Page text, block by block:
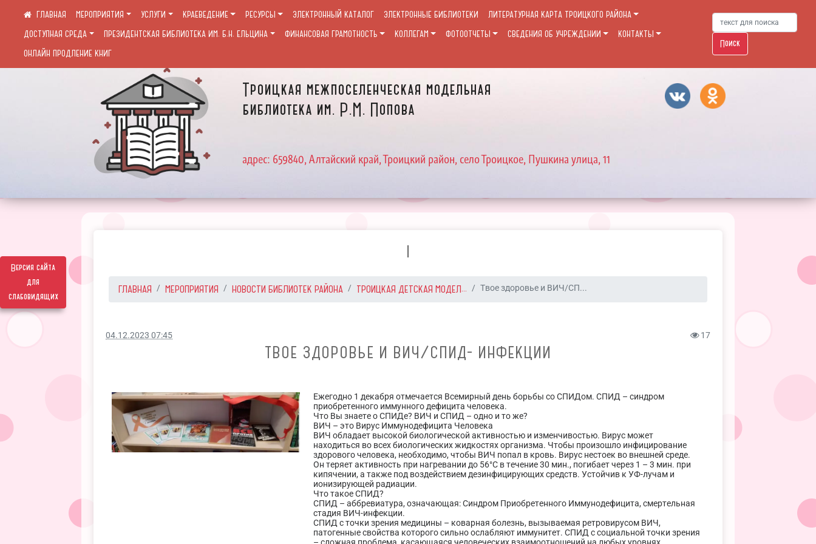
Версия сайта
для
слабовидящих
Троицкая межпоселенческая модельная
библиотека им. Р.М. Попова
адрес: 659840, Алтайский край, Троицкий район, село Троицкое, Пушкина улица, 11
МЕРОПРИЯТИЯ УСЛУГИ КРАЕВЕДЕНИЕ РЕСУРСЫ ЭЛЕКТРОННЫЙ КАТАЛОГ ЭЛЕКТРОННЫЕ БИБЛИОТЕКИ
ЛИТЕРАТУРНАЯ КАРТА ТРОИЦКОГО РАЙОНА
ДОСТУПНАЯ СРЕДА
ПРЕЗИДЕНТСКАЯ БИБЛИОТЕКА ИМ. Б.Н. ЕЛЬЦИНА ФИНАНСОВАЯ ГРАМОТНОСТЬ КОЛЛЕГАМ ФОТООТЧЕТЫ СВЕДЕНИЯ ОБ УЧРЕЖДЕНИИ
КОНТАКТЫ
ОНЛАЙН ПРОДЛЕНИЕ КНИГ
Поиск
I
ГЛАВНАЯ МЕРОПРИЯТИЯ НОВОСТИ БИБЛИОТЕК РАЙОНА ТРОИЦКАЯ ДЕТСКАЯ МОДЕЛ... Твое здоровье и ВИЧ/СП...
04.12.2023 07:45 17
ТВОЕ ЗДОРОВЬЕ И ВИЧ/СПИД- ИНФЕКЦИИ
Ежегодно 1 декабря отмечается Всемирный день борьбы со СПИДом. СПИД – синдром
приобретенного иммунного дефицита человека.
Что Вы знаете о СПИДе? ВИЧ и СПИД – одно и то же?
ВИЧ – это Вирус Иммунодефицита Человека
ВИЧ обладает высокой биологической активностью и изменчивостью. Вирус может
находиться во всех биологических жидкостях организма. Чтобы произошло инфицирование
здорового человека, необходимо, чтобы ВИЧ попал в кровь. Вирус нестоек во внешней среде.
Он теряет активность при нагревании до 56°С в течение 30 мин., погибает через 1 – 3 мин. при
кипячении, а также под воздействием дезинфицирующих средств. Устойчив к УФ-лучам и
ионизирующей радиации.
Что такое СПИД?
СПИД – аббревиатура, означающая: Синдром Приобретенного Иммунодефицита, смертельная
стадия ВИЧ-инфекции.
СПИД с точки зрения медицины – коварная болезнь, вызываемая ретровирусом ВИЧ,
патогенные свойства которого сильно ослабляют иммунитет. СПИД с социальной точки зрения